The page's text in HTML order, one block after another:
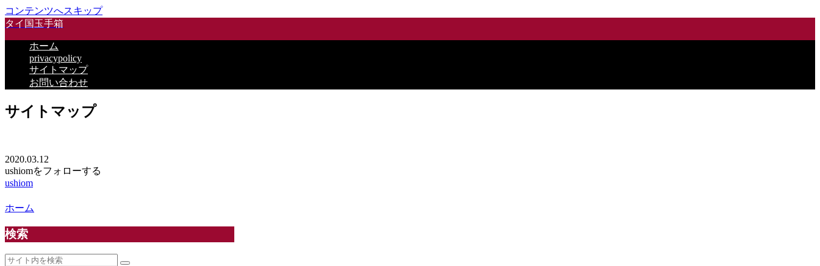
コンテンツへスキップ
タイ国玉手箱
ホーム
privacypolicy
サイトマップ
お問い合わせ
サイトマップ
2020.03.12
ushiomをフォローする
ushiom
ホーム
検索